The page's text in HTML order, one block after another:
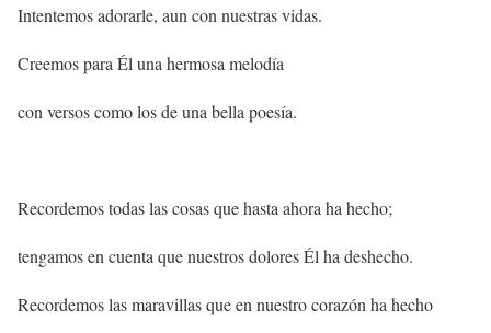
Intentemos adorarle, aun con nuestras vidas.
Creemos para Él una hermosa melodía
con versos como los de una bella poesía.
Recordemos todas las cosas que hasta ahora ha hecho;
tengamos en cuenta que nuestros dolores Él ha deshecho.
Recordemos las maravillas que en nuestro corazón ha hecho